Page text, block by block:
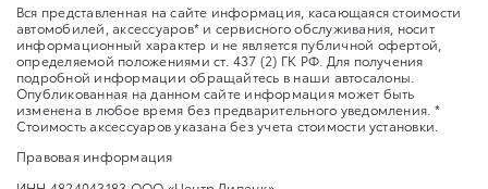
Вся представленная на сайте информация, касающаяся стоимости
автомобилей, аксессуаров* и сервисного обслуживания, носит
информационный характер и не является публичной офертой,
определяемой положениями ст. 437 (2) ГК РФ. Для получения
подробной информации обращайтесь в наши автосалоны.
Опубликованная на данном сайте информация может быть
изменена в любое время без предварительного уведомления. *
Стоимость аксессуаров указана без учета стоимости установки.
Правовая информация